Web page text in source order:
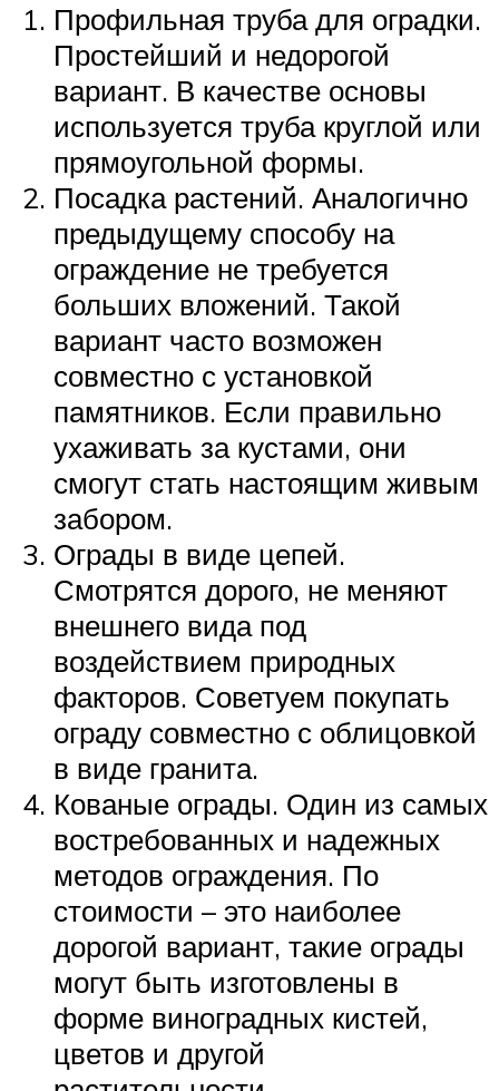
Профильная труба для оградки.
Простейший и недорогой
вариант. В качестве основы
используется труба круглой или
прямоугольной формы.
Посадка растений. Аналогично
предыдущему способу на
ограждение не требуется
больших вложений. Такой
вариант часто возможен
совместно с установкой
памятников. Если правильно
ухаживать за кустами, они
смогут стать настоящим живым
забором.
Ограды в виде цепей.
Смотрятся дорого, не меняют
внешнего вида под
воздействием природных
факторов. Советуем покупать
ограду совместно с облицовкой
в виде гранита.
Кованые ограды. Один из самых
востребованных и надежных
методов ограждения. По
стоимости – это наиболее
дорогой вариант, такие ограды
могут быть изготовлены в
форме виноградных кистей,
цветов и другой